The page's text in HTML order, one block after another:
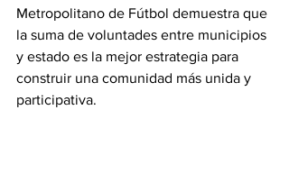
Metropolitano de Fútbol demuestra que
la suma de voluntades entre municipios
y estado es la mejor estrategia para
construir una comunidad más unida y
participativa.